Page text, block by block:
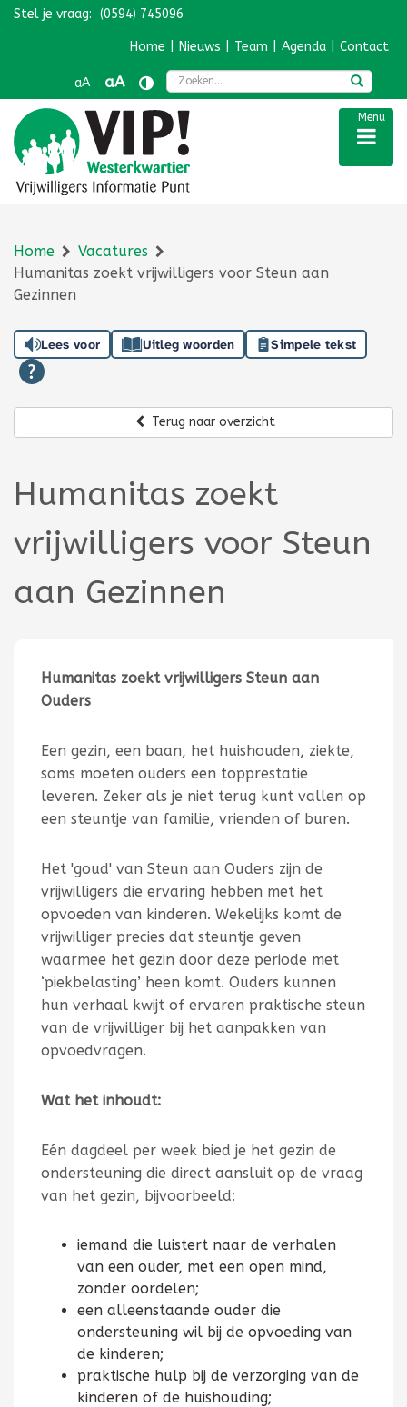
Navigatie overslaan
Stel je vraag: (0594) 745096
Home Nieuws Team Agenda Contact
aA aA
Menu
Home
Vacatures
Humanitas zoekt vrijwilligers voor Steun aan
Gezinnen
Lees voor Uitleg woorden Simpele tekst
Terug naar overzicht
Humanitas zoekt
vrijwilligers voor Steun
aan Gezinnen
Humanitas zoekt vrijwilligers Steun aan
Ouders
Een gezin, een baan, het huishouden, ziekte,
soms moeten ouders een topprestatie
leveren. Zeker als je niet terug kunt vallen op
een steuntje van familie, vrienden of buren.
Het 'goud' van Steun aan Ouders zijn de
vrijwilligers die ervaring hebben met het
opvoeden van kinderen. Wekelijks komt de
vrijwilliger precies dat steuntje geven
waarmee het gezin door deze periode met
‘piekbelasting’ heen komt. Ouders kunnen
hun verhaal kwijt of ervaren praktische steun
van de vrijwilliger bij het aanpakken van
opvoedvragen.
Wat het inhoudt:
Eén dagdeel per week bied je het gezin de
ondersteuning die direct aansluit op de vraag
van het gezin, bijvoorbeeld:
iemand die luistert naar de verhalen
van een ouder, met een open mind,
zonder oordelen;
een alleenstaande ouder die
ondersteuning wil bij de opvoeding van
de kinderen;
praktische hulp bij de verzorging van de
kinderen of de huishouding;